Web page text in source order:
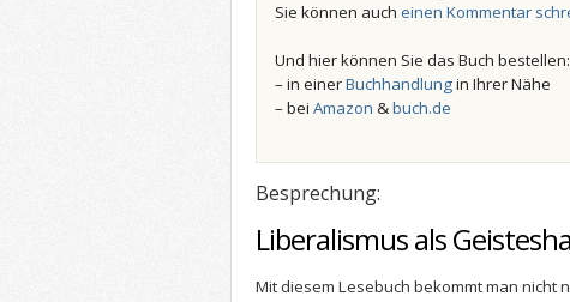
Sie können auch einen Kommentar
Und hier können Sie das Buch bestellen:
– in einerBuchhandlungin Ihrer Nähe
– bei Amazon &buch.de
Besprechung:
Liberalismus als
Mit diesem Lesebuch bekommt man nicht